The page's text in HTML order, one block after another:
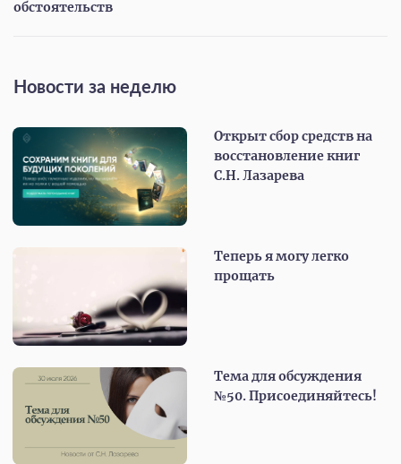
обстоятельств
Новости за неделю
Открыт сбор средств на
восстановление книг
С.Н. Лазарева
Теперь я могу легко
прощать
Тема для обсуждения
№50. Присоединяйтесь!